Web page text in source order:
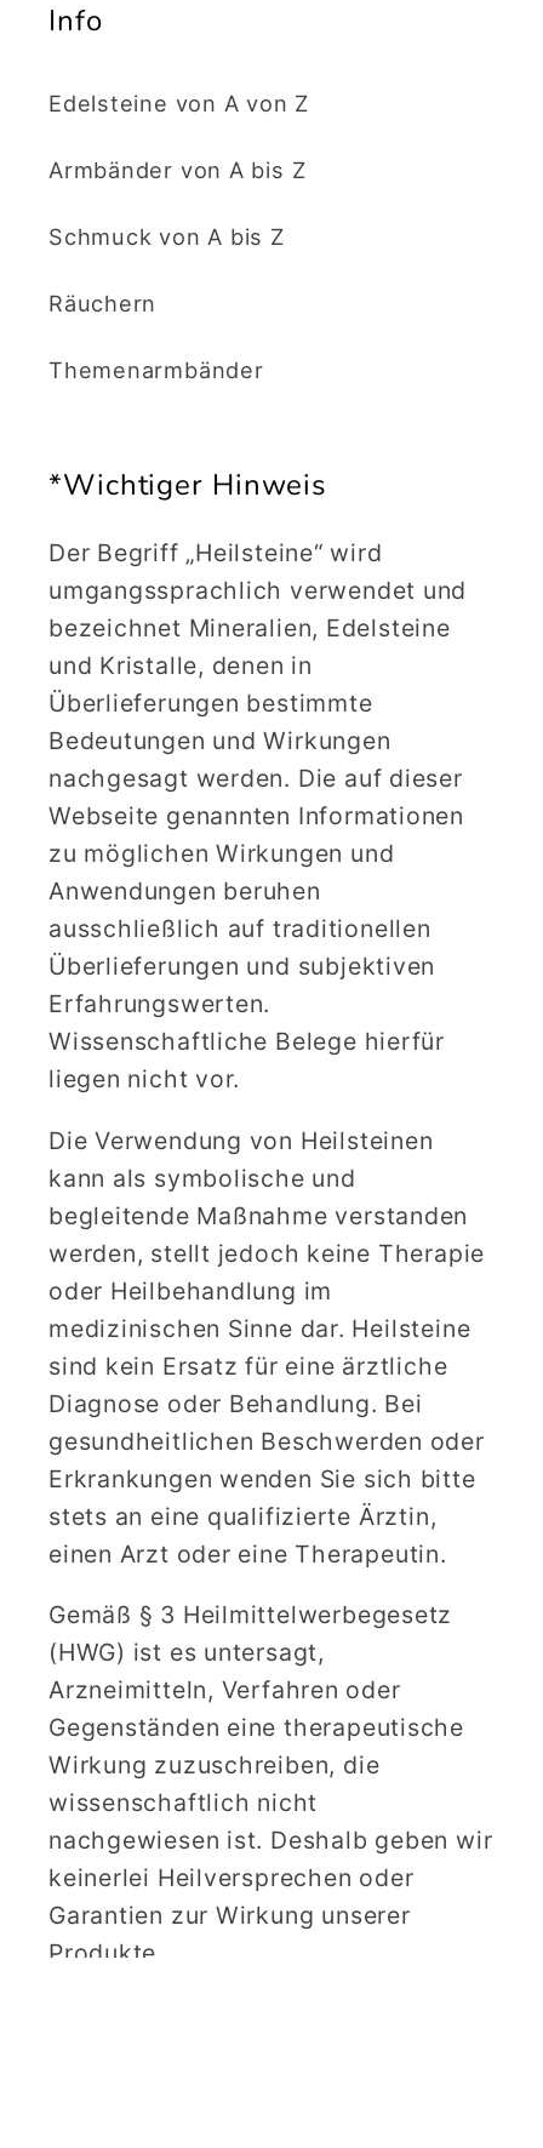
Info
Edelsteine von A von Z
Armbänder von A bis Z
Schmuck von A bis Z
Räuchern
Themenarmbänder
*Wichtiger Hinweis
Der Begriff „Heilsteine“ wird
umgangssprachlich verwendet und
bezeichnet Mineralien, Edelsteine
und Kristalle, denen in
Überlieferungen bestimmte
Bedeutungen und Wirkungen
nachgesagt werden. Die auf dieser
Webseite genannten Informationen
zu möglichen Wirkungen und
Anwendungen beruhen
ausschließlich auf traditionellen
Überlieferungen und subjektiven
Erfahrungswerten.
Wissenschaftliche Belege hierfür
liegen nicht vor.
Die Verwendung von Heilsteinen
kann als symbolische und
begleitende Maßnahme verstanden
werden, stellt jedoch keine Therapie
oder Heilbehandlung im
medizinischen Sinne dar. Heilsteine
sind kein Ersatz für eine ärztliche
Diagnose oder Behandlung. Bei
gesundheitlichen Beschwerden oder
Erkrankungen wenden Sie sich bitte
stets an eine qualifizierte Ärztin,
einen Arzt oder eine Therapeutin.
Gemäß § 3 Heilmittelwerbegesetz
(HWG) ist es untersagt,
Arzneimitteln, Verfahren oder
Gegenständen eine therapeutische
Wirkung zuzuschreiben, die
wissenschaftlich nicht
nachgewiesen ist. Deshalb geben wir
keinerlei Heilversprechen oder
Garantien zur Wirkung unserer
Produkte.